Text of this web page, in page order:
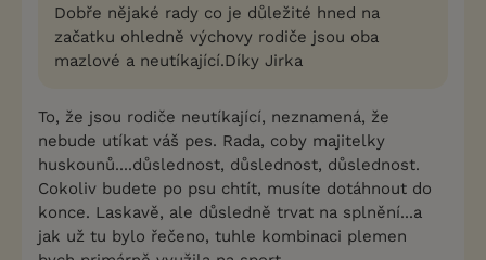
Dobře nějaké rady co je důležité hned na
začatku ohledně výchovy rodiče jsou oba
mazlové a neutíkající.Díky Jirka
To, že jsou rodiče neutíkající, neznamená, že
nebude utíkat váš pes. Rada, coby majitelky
huskounů....důslednost, důslednost, důslednost.
Cokoliv budete po psu chtít, musíte dotáhnout do
konce. Laskavě, ale důsledně trvat na splnění...a
jak už tu bylo řečeno, tuhle kombinaci plemen